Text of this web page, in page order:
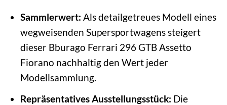
Sammlerwert: Als detailgetreues Modell eines
wegweisenden Supersportwagens steigert
dieser Bburago Ferrari 296 GTB Assetto
Fiorano nachhaltig den Wert jeder
Modellsammlung.
Repräsentatives Ausstellungsstück: Die